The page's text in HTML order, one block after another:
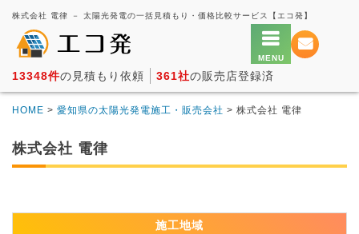
株式会社 電律 － 太陽光発電の一括見積もり・価格比較サービス【エコ発】
13348件の見積もり依頼 361社の販売店登録済
HOME > 愛知県の太陽光発電施工・販売会社 > 株式会社 電律
株式会社 電律
施工地域